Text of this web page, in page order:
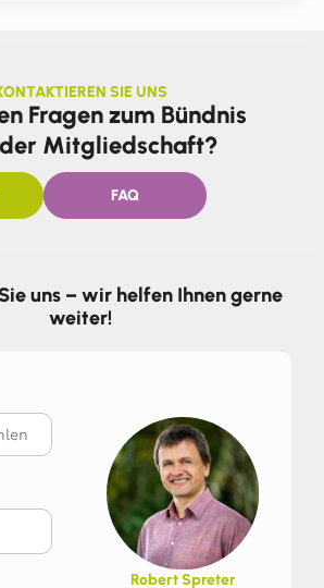
SIE UNS
Fragen zum Bündnis
Mitgliedschaft?
FAQ
uns – wir helfen Ihnen gerne
weiter!
Robert Spreter